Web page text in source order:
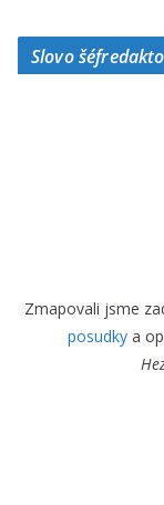
Slovo
Zmapovali jsme
posudky a